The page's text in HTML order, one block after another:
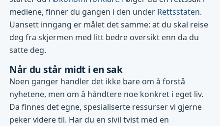
mediene, finner du gangen i den under Rettsstaten.
Uansett inngang er målet det samme: at du skal reise
deg fra skjermen med litt bedre oversikt enn da du
satte deg.
Når du står midt i en sak
Noen ganger handler det ikke bare om å forstå
nyhetene, men om å håndtere noe konkret i eget liv.
Da finnes det egne, spesialiserte ressurser vi gjerne
peker videre til. Har du en sivil tvist med en